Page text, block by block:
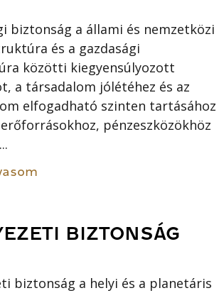
biztonság a állami és nemzetközi
és a gazdasági
közötti kiegyensúlyozott
a társadalom jólétéhez és az
elfogadható szinten tartásához
pénzeszközökhöz
BIZTONSÁG
biztonság a helyi és a planetáris